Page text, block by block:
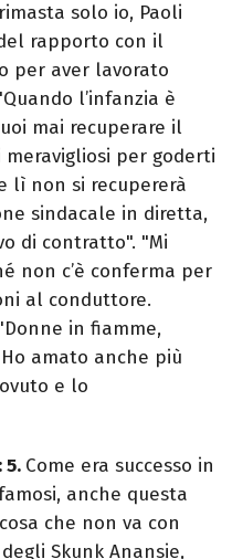
solo io, Paoli
rapporto con il
per aver lavorato
l’infanzia è
mai recuperare il
per goderti
lì non si recupererà
sindacale in diretta,
di contratto". "Mi
non c’è conferma per
al conduttore.
in fiamme,
amato anche più
e lo
5. Come era successo in
anche questa
che non va con
Skunk Anansie,